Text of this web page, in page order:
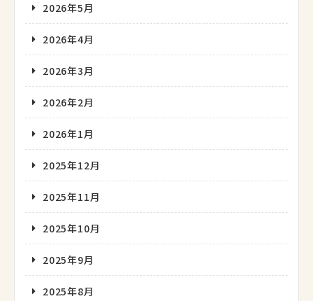
2026年5月
2026年4月
2026年3月
2026年2月
2026年1月
2025年12月
2025年11月
2025年10月
2025年9月
2025年8月